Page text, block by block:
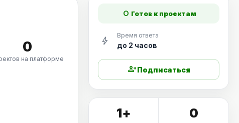
0
на платформе
fiber_manual_record Готов к проектам
bolt Время ответа
до 2 часов
person_addПодписаться
1+ 0